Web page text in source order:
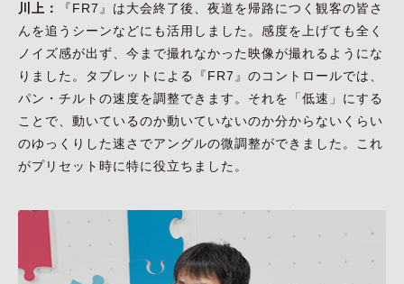
川上：
『FR7』は大会終了後、夜道を帰路につく観客の皆さ
んを追うシーンなどにも活用しました。感度を上げても全く
ノイズ感が出ず、今まで撮れなかった映像が撮れるようにな
りました。タブレットによる『FR7』のコントロールでは、
パン・チルトの速度を調整できます。それを「低速」にする
ことで、動いているのか動いていないのか分からないくらい
のゆっくりした速さでアングルの微調整ができました。これ
がプリセット時に特に役立ちました。